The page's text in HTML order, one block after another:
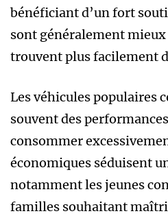
bénéficiant d’un fort
sont généralement
trouvent plus facilement
Les véhicules populaires
souvent des
consommer
économiques séduisent
notamment les jeunes
familles souhaitant